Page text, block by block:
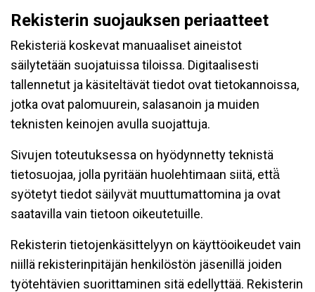
Rekisterin suojauksen periaatteet
Rekisteriä koskevat manuaaliset aineistot
säilytetään suojatuissa tiloissa. Digitaalisesti
tallennetut ja käsiteltävät tiedot ovat tietokannoissa,
jotka ovat palomuurein, salasanoin ja muiden
teknisten keinojen avulla suojattuja.
Sivujen toteutuksessa on hyödynnetty teknistä
tietosuojaa, jolla pyritään huolehtimaan siitä, että̈
syötetyt tiedot säilyvät muuttumattomina ja ovat
saatavilla vain tietoon oikeutetuille.
Rekisterin tietojenkäsittelyyn on käyttöoikeudet vain
niillä rekisterinpitäjän henkilöstön jäsenillä joiden
työtehtävien suorittaminen sitä edellyttää. Rekisterin